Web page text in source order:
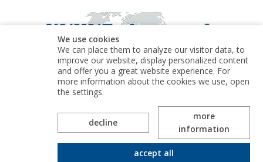
© Kuhne electronic GmbH
We use cookies
We can place them to analyze our visitor data, to
improve our website, display personalized content
and offer you a great website experience. For
more information about the cookies we use, open
the settings.
decline
accept all
more
information